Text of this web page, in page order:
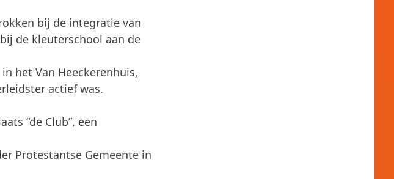
bij de integratie van
de kleuterschool aan de
het Van Heeckerenhuis,
actief was.
“de Club”, een
Protestantse Gemeente in